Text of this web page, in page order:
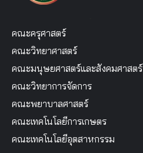
คณะครุศาสตร์
คณะวิทยาศาสตร์
คณะมนุษยศาสตร์และสังคมศาสตร์
คณะวิทยาการจัดการ
คณะพยาบาลศาสตร์
คณะเทคโนโลยีการเกษตร
คณะเทคโนโลยีอุตสาหกรรม